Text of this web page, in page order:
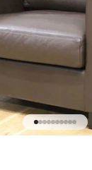
I18n Error:
I18n Error:
I18n
I18n
I18n
I18n
I18n
I18n
I18n